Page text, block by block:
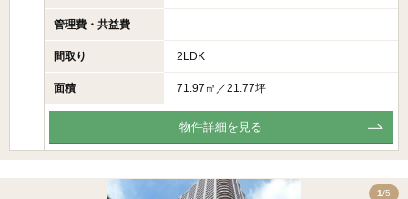
管理費・共益費 -
間取り 2LDK
面積 71.97㎡／21.77坪
物件詳細を見る
1/5